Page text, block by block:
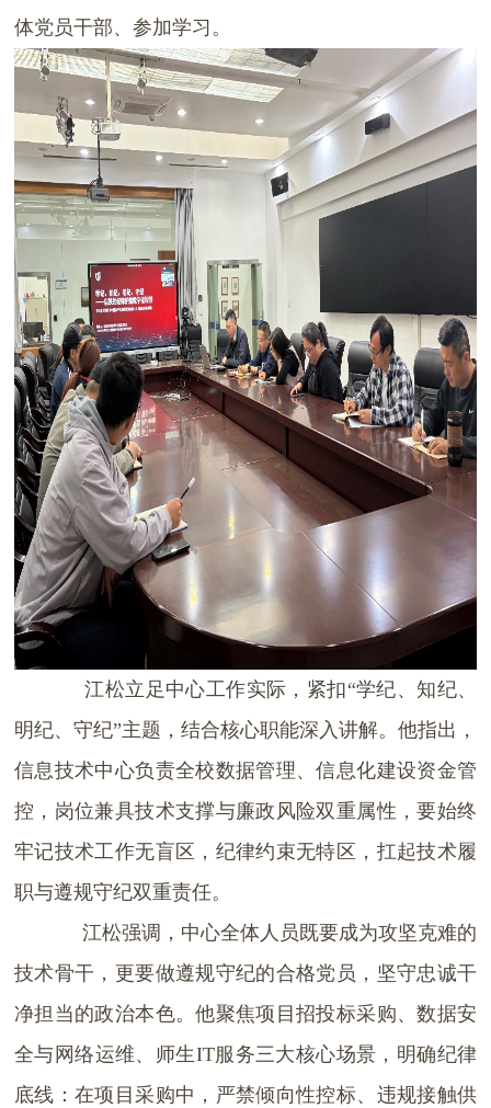
体党员干部、参加学习。
江松立足中心工作实际，紧扣“学纪、知纪、
明纪、守纪”主题，结合核心职能深入讲解。他指出，
信息技术中心负责全校数据管理、信息化建设资金管
控，岗位兼具技术支撑与廉政风险双重属性，要始终
牢记技术工作无盲区，纪律约束无特区，扛起技术履
职与遵规守纪双重责任。
江松强调，中心全体人员既要成为攻坚克难的
技术骨干，更要做遵规守纪的合格党员，坚守忠诚干
净担当的政治本色。他聚焦项目招投标采购、数据安
全与网络运维、师生IT服务三大核心场景，明确纪律
底线：在项目采购中，严禁倾向性控标、违规接触供